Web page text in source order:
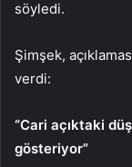
söyledi.
Şimşek,
verdi:
“Cari açıktaki
gösteriyor”